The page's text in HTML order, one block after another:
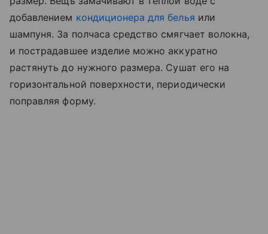
добавлением кондиционера для белья или
шампуня. За полчаса средство смягчает волокна,
и пострадавшее изделие можно аккуратно
растянуть до нужного размера. Сушат его на
горизонтальной поверхности, периодически
поправляя форму.